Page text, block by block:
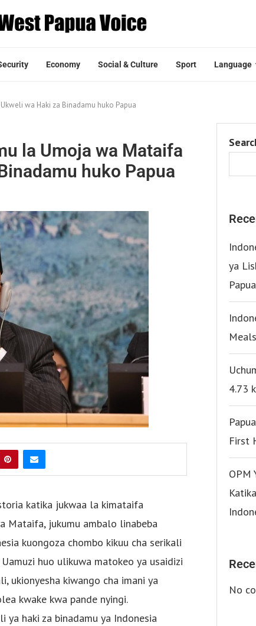
Economy Social & Culture Sport Language
wa Haki za Binadamu huko Papua
la Umoja wa Mataifa
huko Papua
katika jukwaa la kimataifa
Mataifa, jukumu ambalo linabeba
kuongoza chombo kikuu cha serikali
huo ulikuwa matokeo ya usaidizi
ukionyesha kiwango cha imani ya
kwake kwa pande nyingi.
haki za binadamu ya Indonesia
ya
Papua
4.73
First
OPM
No